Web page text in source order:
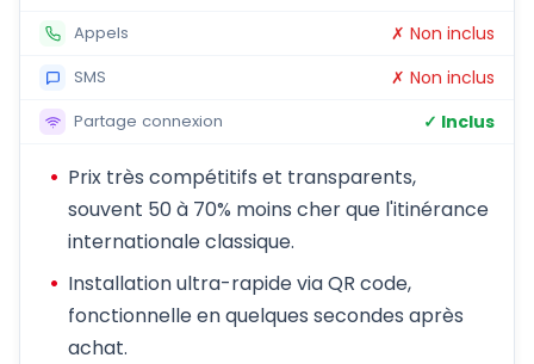
Appels ✗ Non inclus
SMS ✗ Non inclus
Partage connexion ✓ Inclus
Prix très compétitifs et transparents,
souvent 50 à 70% moins cher que l'itinérance
internationale classique.
Installation ultra-rapide via QR code,
fonctionnelle en quelques secondes après
achat.